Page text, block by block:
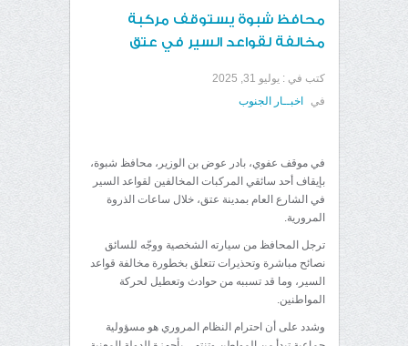
محافظ شبوة يستوقف مركبة
مخالفة لقواعد السير في عتق
كتب في : يوليو 31, 2025
في
اخبــار الجنوب
في موقف عفوي، بادر عوض بن الوزير، محافظ شبوة،
بإيقاف أحد سائقي المركبات المخالفين لقواعد السير
في الشارع العام بمدينة عتق، خلال ساعات الذروة
المرورية.
ترجل المحافظ من سيارته الشخصية ووجّه للسائق
نصائح مباشرة وتحذيرات تتعلق بخطورة مخالفة قواعد
السير، وما قد تسببه من حوادث وتعطيل لحركة
المواطنين.
وشدد على أن احترام النظام المروري هو مسؤولية